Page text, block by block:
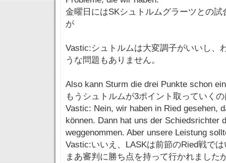
金曜日にはSKシュトルムグラーツとの
が
Vastic:シュトルムは大変調子がいいし、
うな問題もありません。
Also kann Sturm die drei Punkte schon
もうシュトルムが3ポイント取っていく
Vastic: Nein, wir haben in Ried gesehen,
können. Dann hat uns der Schiedsrichter
weggenommen. Aber unsere Leistung
Vastic:いいえ、LASKは前節のRied戦で
まあ審判に勝ち点を持って行かれました